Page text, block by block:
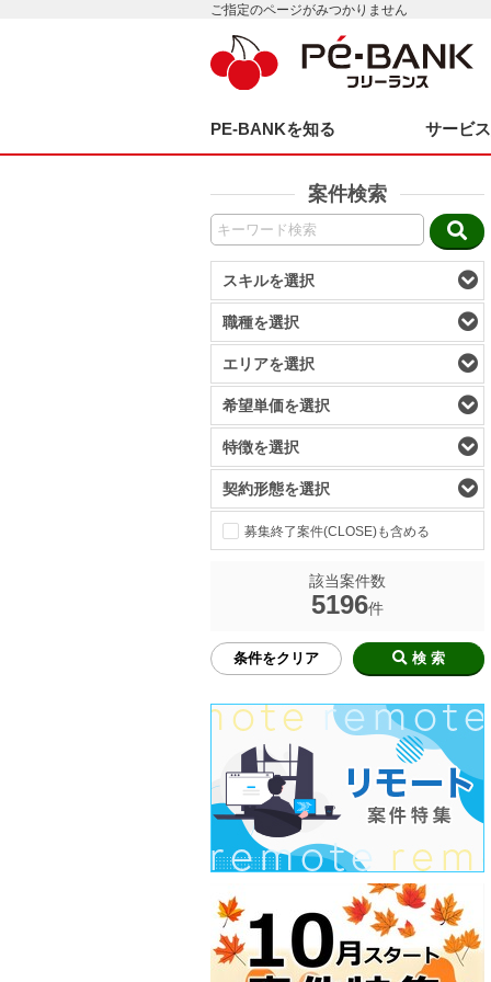
ご指定のページがみつかりません
PE-BANKを知る サービ
案件検索
スキルを選択
職種を選択
エリアを選択
希望単価を選択
特徴を選択
契約形態を選択
募集終了案件(CLOSE)も含める
該当案件数
5196件
条件をクリア 検 索